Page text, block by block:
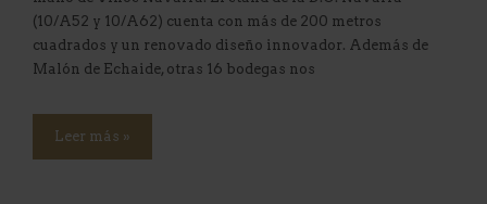
(10/A52 y 10/A62) cuenta con más de 200 metros
cuadrados y un renovado diseño innovador. Además de
Malón de Echaide, otras 16 bodegas nos
Leer más »